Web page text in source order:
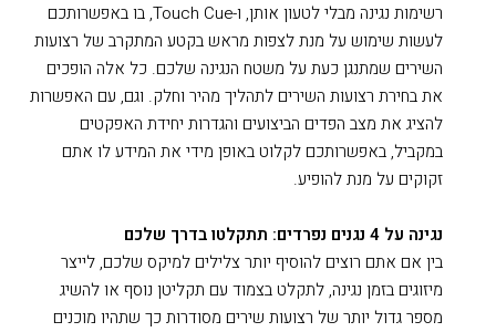
רשימות נגינה מבלי לטעון אותן, ו-Touch Cue, בו באפשרותכם
לעשות שימוש על מנת לצפות מראש בקטע המתקרב של רצועות
השירים שמתנגן כעת על משטח הנגינה שלכם. כל אלה הופכים
את בחירת רצועות השירים לתהליך מהיר וחלק. וגם, עם האפשרות
להציג את מצב הפדים הביצועים והגדרות יחידת האפקטים
במקביל, באפשרותכם לקלוט באופן מידי את המידע לו אתם
זקוקים על מנת להופיע.
נגינה על 4 נגנים נפרדים: תתקלטו בדרך שלכם
בין אם אתם רוצים להוסיף יותר צלילים למיקס שלכם, לייצר
מיזוגים בזמן נגינה, לתקלט בצמוד עם תקליטן נוסף או להשיג
מספר גדול יותר של רצועות שירים מסודרות כך שתהיו מוכנים